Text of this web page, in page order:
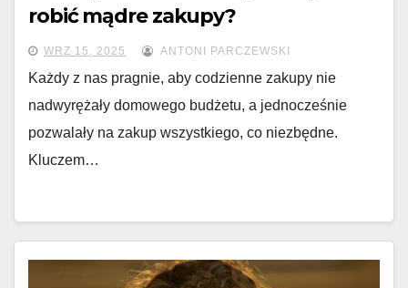
robić mądre zakupy?
WRZ 15, 2025 ANTONI PARCZEWSKI
Każdy z nas pragnie, aby codzienne zakupy nie
nadwyrężały domowego budżetu, a jednocześnie
pozwalały na zakup wszystkiego, co niezbędne.
Kluczem…